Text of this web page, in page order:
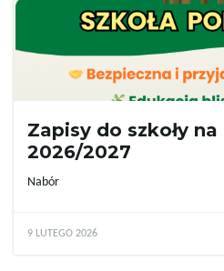
Zapisy do szkoły
2026/2027
Nabór
9 LUTEGO 2026